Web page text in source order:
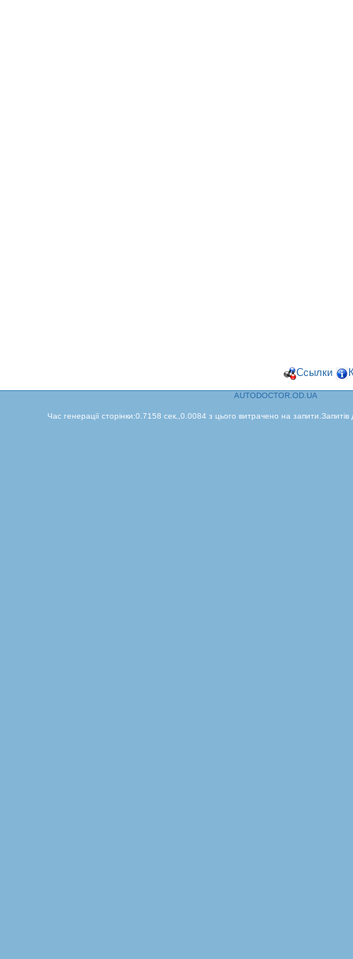
Ссылки
AUTODOCTOR.OD.UA
Час генерації сторінки:0.7158 сек.,0.0084 з цього витрачено на